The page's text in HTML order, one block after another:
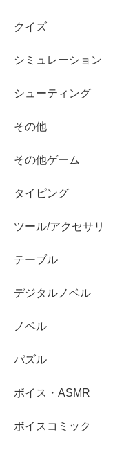
クイズ
シミュレーション
シューティング
その他
その他ゲーム
タイピング
ツール/アクセサリ
テーブル
デジタルノベル
ノベル
パズル
ボイス・ASMR
ボイスコミック